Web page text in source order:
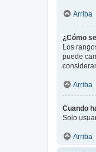
Arriba
¿Cómo
Los
puede
Arriba
Cuando
Solo
Arriba